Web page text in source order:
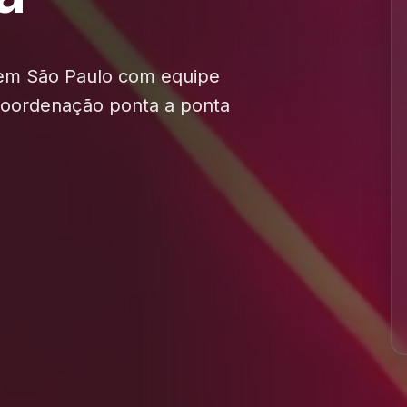
São Paulo com equipe
ponta a ponta